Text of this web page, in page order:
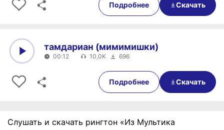
Подробнее Скачать
00:12
тамдариан (мимимишки)
00:12 10,0K 696
Подробнее Скачать
Слушать и скачать рингтон «Из Мультика